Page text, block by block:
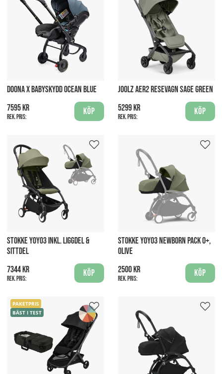
DOONA X BABYSKYDD OCEAN BLUE
7595 kr
Rek. pris:
Köp
JOOLZ AER2 RESEVAGN SAGE GREEN
5299 kr
Rek. pris:
Köp
STOKKE YOYO3 INKL. LIGGDEL &
SITTDEL
7344 kr
Rek. pris:
Köp
STOKKE YOYO3 NEWBORN PACK 0+,
OLIVE
2500 kr
Rek. pris:
Köp
PAKETPRIS
BÄST I TEST